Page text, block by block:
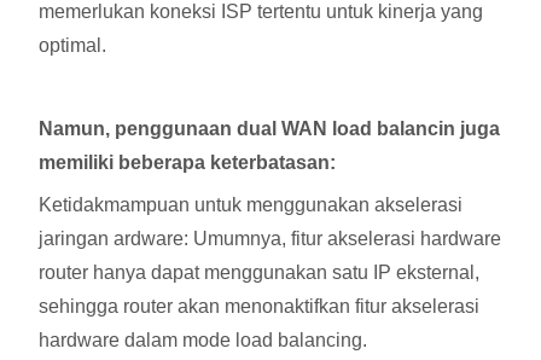
memerlukan koneksi ISP tertentu untuk kinerja yang
optimal.
Namun, penggunaan dual WAN load balancin juga
memiliki beberapa keterbatasan:
Ketidakmampuan untuk menggunakan akselerasi
jaringan ardware: Umumnya, fitur akselerasi hardware
router hanya dapat menggunakan satu IP eksternal,
sehingga router akan menonaktifkan fitur akselerasi
hardware dalam mode load balancing.